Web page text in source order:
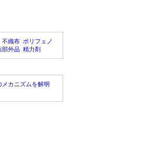
不織布 ポリフェノ
部外品 精力剤
カニズムを解明